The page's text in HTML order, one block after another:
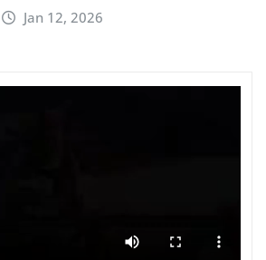
Jan 12, 2026